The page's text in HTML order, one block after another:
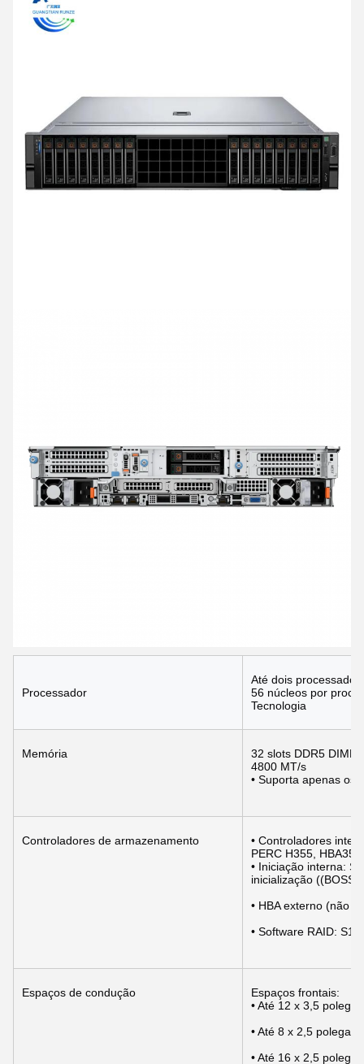
Processador
Até dois
56 núcleos por
Tecnologia
Memória
32 slots DDR5
4800 MT/s
• Suporta apenas os
Controladores de armazenamento
• Controladores
PERC H355, HBA355i
• Iniciação interna:
inicialização ((BOSS-
• HBA externo (não
• Software RAID:
Espaços de condução
Espaços frontais:
• Até 12 x 3,5
• Até 8 x 2,5
• Até 16 x 2,5